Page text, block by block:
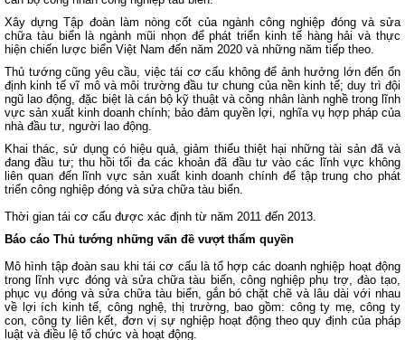
Xây dựng Tập đoàn làm nòng cốt của ngành công nghiệp đóng và sửa
chữa tàu biển là ngành mũi nhọn để phát triển kinh tế hàng hải và thực
hiện chiến lược biển Việt Nam đến năm 2020 và những năm tiếp theo.
Thủ tướng cũng yêu cầu, việc tái cơ cấu không để ảnh hưởng lớn đến ổn
định kinh tế vĩ mô và môi trường đầu tư chung của nền kinh tế; duy trì đội
ngũ lao động, đặc biệt là cán bộ kỹ thuật và công nhân lành nghề trong lĩnh
vực sản xuất kinh doanh chính; bảo đảm quyền lợi, nghĩa vụ hợp pháp của
nhà đầu tư, người lao động.
Khai thác, sử dụng có hiệu quả, giảm thiểu thiệt hại những tài sản đã và
đang đầu tư; thu hồi tối đa các khoản đã đầu tư vào các lĩnh vực không
liên quan đến lĩnh vực sản xuất kinh doanh chính để tập trung cho phát
triển công nghiệp đóng và sửa chữa tàu biển.
Thời gian tái cơ cấu được xác định từ năm 2011 đến 2013.
Báo cáo Thủ tướng những vấn đề vượt thẩm quyền
Mô hình tập đoàn sau khi tái cơ cấu là tổ hợp các doanh nghiệp hoạt động
trong lĩnh vực đóng và sửa chữa tàu biển, công nghiệp phụ trợ, đào tạo,
phục vụ đóng và sửa chữa tàu biển, gắn bó chặt chẽ và lâu dài với nhau
về lợi ích kinh tế, công nghệ, thị trường, bao gồm: công ty mẹ, công ty
con, công ty liên kết, đơn vị sự nghiệp hoạt động theo quy định của pháp
luật và điều lệ tổ chức và hoạt động.